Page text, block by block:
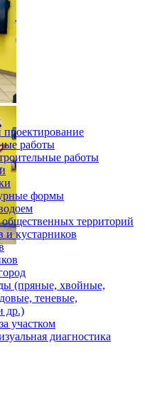
работы
работы
формы
территорий
и кустарников
(пряные, хвойные,
теневые,
др.)
участком
диагностика